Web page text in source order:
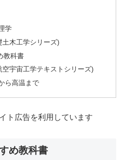
学
木工学シリーズ)
教科書
空宇宙工学テキストシリーズ)
ら高温まで
ト広告を利用しています
め教科書